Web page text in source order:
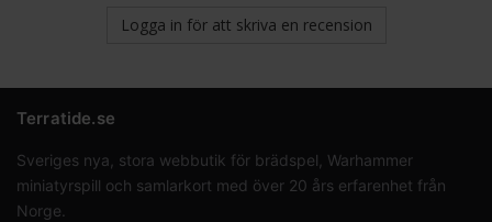
Logga in för att skriva en recension
Terratide.se
Sveriges nya, stora webbutik för brädspel, Warhammer
miniatyrspill och samlarkort med över 20 års erfarenhet från
Norge.